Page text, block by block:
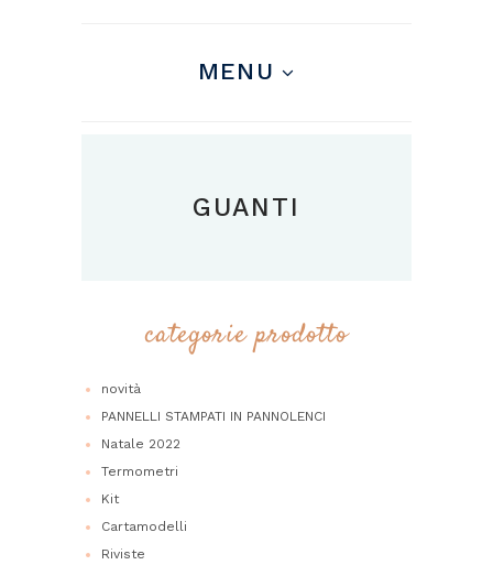
MENU
GUANTI
categorie prodotto
novità
PANNELLI STAMPATI IN PANNOLENCI
Natale 2022
Termometri
Kit
Cartamodelli
Riviste